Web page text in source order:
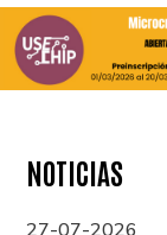
NOTICIAS
27-07-2026